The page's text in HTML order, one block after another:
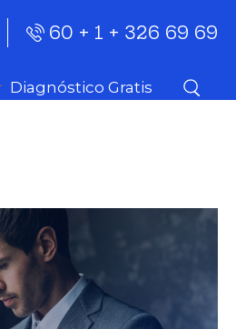
60 + 1 + 326 69 69
Diagnóstico Gratis